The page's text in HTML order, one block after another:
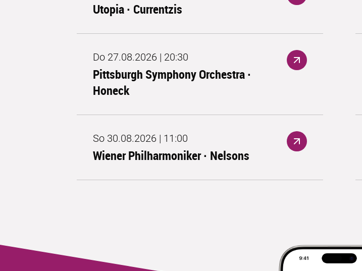
Utopia · Currentzis
Do 27.08.2026 | 20:30
Pittsburgh Symphony Orchestra ·
Honeck
So 30.08.2026 | 11:00
Wiener Philharmoniker · Nelsons